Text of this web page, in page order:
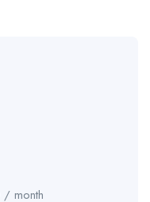
/ month